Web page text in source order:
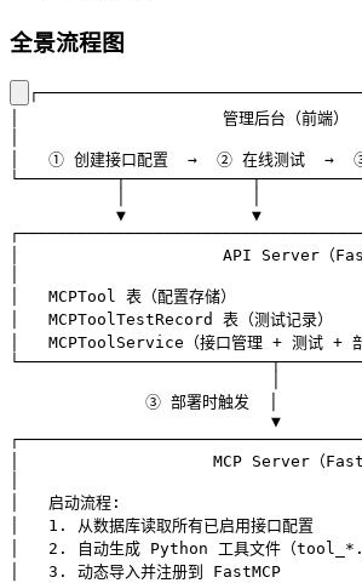
全景流程图
│                     管理后台（前
│   ① 创建接口配置  →  ② 在线测试
▼             ▼
│                     API Server（
│   MCPTool 表（配置存储）
│   MCPToolTestRecord 表（测
│   MCPToolService（接口管理 +
              ③ 部署时触发  │
                           ▼
│                    MCP Server（
│   启动流程:
│   1. 从数据库读取所有已启用接
│   2. 自动生成 Python 工具文件
│   3. 动态导入并注册到